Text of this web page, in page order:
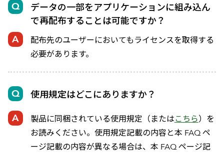
データの一部をアプリケーションに組み込ん
で再配布することは可能ですか？
配布先のユーザーにおいてもライセンスを取得する
必要があります。
使用規定はどこにありますか？
製品に同梱されている使用規定（または こちら）を
お読みください。使用規定記載の内容と本 FAQ ペ
ージ記載の内容が異なる場合は、本 FAQ ページ記